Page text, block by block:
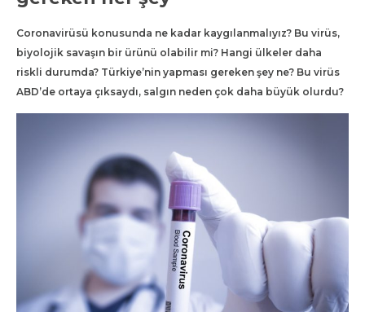
Coronavirüsü konusunda ne kadar kaygılanmalıyız? Bu virüs,
biyolojik savaşın bir ürünü olabilir mi? Hangi ülkeler daha
riskli durumda? Türkiye’nin yapması gereken şey ne? Bu virüs
ABD’de ortaya çıksaydı, salgın neden çok daha büyük olurdu?